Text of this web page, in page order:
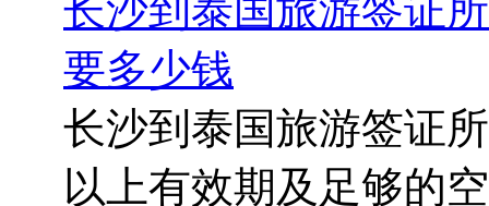
长沙到泰国旅游签证
要多少钱
长沙到泰国旅游签证
以上有效期及足够的